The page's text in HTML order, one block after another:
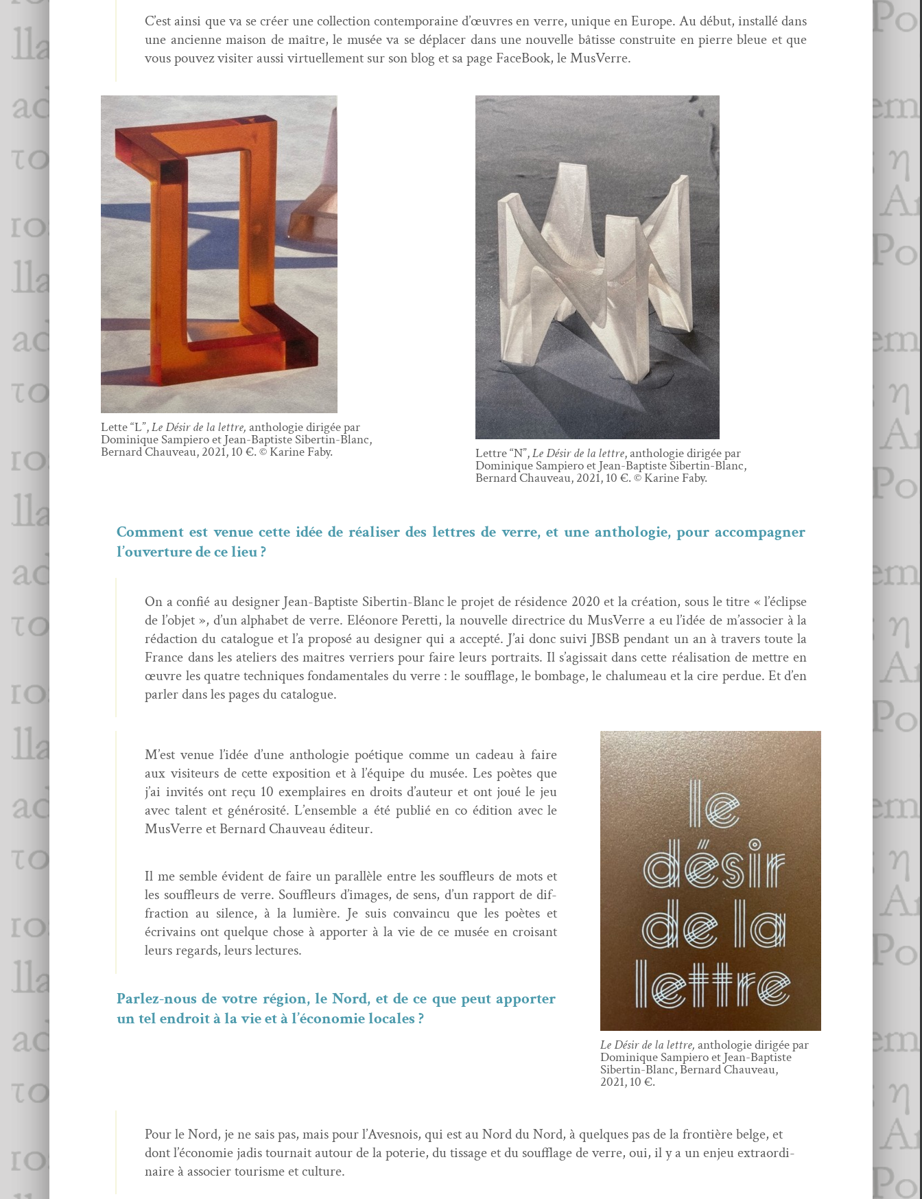
C’est ain­si que va se créer une col­lec­tion con­tem­po­raine d’œuvres en verre, unique en Europe. Au début, instal­lé dans
une anci­enne mai­son de maître, le musée va se déplac­er dans une nou­velle bâtisse con­stru­ite en pierre bleue et que
vous pou­vez vis­iter aus­si virtuelle­ment sur son blog et sa page Face­Book, le MusVerre.
Lette “L”,Le Désir de la let­tre, antholo­gie dirigée par
Dominique Sampiero et Jean-Bap­tiste Sibertin-Blanc,
Bernard Chau­veau, 2021, 10 €. © Karine Faby. Let­tre “N”,Le Désir de la let­tre, antholo­gie dirigée par
Dominique Sampiero et Jean-Bap­tiste Sibertin-Blanc,
Bernard Chau­veau, 2021, 10 €. © Karine Faby.
Com­ment est venue cette idée de réalis­er des let­tres de verre, et une antholo­gie, pour accom­pa­g­n­er
l’ouverture de ce lieu ?
On a con­fié au design­er Jean-Bap­tiste Sib­ertin-Blanc le pro­jet de rési­dence 2020 et la créa­tion, sous le titre « l’éclipse
de l’objet », d’un alpha­bet de verre. Eléonore Peretti, la nou­velle direc­trice du MusVerre a eu l’idée de m’associer à la
rédac­tion du cat­a­logue et l’a pro­posé au design­er qui a accep­té. J’ai donc suivi JBSB pen­dant un an à tra­vers toute la
France dans les ate­liers des maitres ver­ri­ers pour faire leurs por­traits. Il s’agissait dans cette réal­i­sa­tion de met­tre en
œuvre les qua­tre tech­niques fon­da­men­tales du verre : le souf­flage, le bom­bage, le chalumeau et la cire per­due. Et d’en
par­ler dans les pages du catalogue.
M’est venue l’idée d’une antholo­gie poé­tique comme un cadeau à faire
aux vis­i­teurs de cette expo­si­tion et à l’équipe du musée. Les poètes que
j’ai invités ont reçu 10 exem­plaires en droits d’auteur et ont joué le jeu
avec tal­ent et générosité. L’ensemble a été pub­lié en co édi­tion avec le
MusVerre et Bernard Chau­veau éditeur.
Il me sem­ble évi­dent de faire un par­al­lèle entre les souf­fleurs de mots et
les souf­fleurs de verre. Souf­fleurs d’images, de sens, d’un rap­port de dif­
frac­tion au silence, à la lumière. Je suis con­va­in­cu que les poètes et
écrivains ont quelque chose à apporter à la vie de ce musée en croisant
leurs regards, leurs lectures.
Par­lez-nous de votre région, le Nord, et de ce que peut apporter
un tel endroit à la vie et à l’économie locales ?
Le Désir de la let­tre, antholo­gie dirigée par
Dominique Sampiero et Jean-Baptiste
Sib­ertin-Blanc, Bernard Chau­veau,
2021, 10 €.
Pour le Nord, je ne sais pas, mais pour l’Avesnois, qui est au Nord du Nord, à quelques pas de la fron­tière belge, et
dont l’économie jadis tour­nait autour de la poterie, du tis­sage et du souf­flage de verre, oui, il y a un enjeu extra­or­di­
naire à associ­er tourisme et culture.